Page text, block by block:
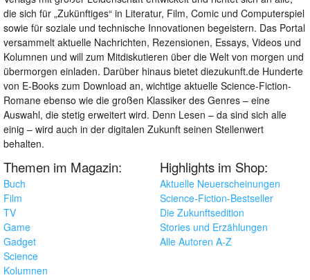
die sich für „Zukünftiges“ in Literatur, Film, Comic und Computerspiel
sowie für soziale und technische Innovationen begeistern. Das Portal
versammelt aktuelle Nachrichten, Rezensionen, Essays, Videos und
Kolumnen und will zum Mitdiskutieren über die Welt von morgen und
übermorgen einladen. Darüber hinaus bietet diezukunft.de Hunderte
von E-Books zum Download an, wichtige aktuelle Science-Fiction-
Romane ebenso wie die großen Klassiker des Genres – eine
Auswahl, die stetig erweitert wird. Denn Lesen – da sind sich alle
einig – wird auch in der digitalen Zukunft seinen Stellenwert
behalten.
Themen im Magazin:
Buch
Film
TV
Game
Gadget
Science
Kolumnen
Highlights im Shop:
Aktuelle Neuerscheinungen
Science-Fiction-Bestseller
Die Zukunftsedition
Stories und Erzählungen
Alle Autoren A-Z